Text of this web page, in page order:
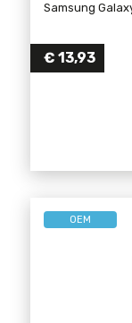
Samsung
€ 13,93
OEM